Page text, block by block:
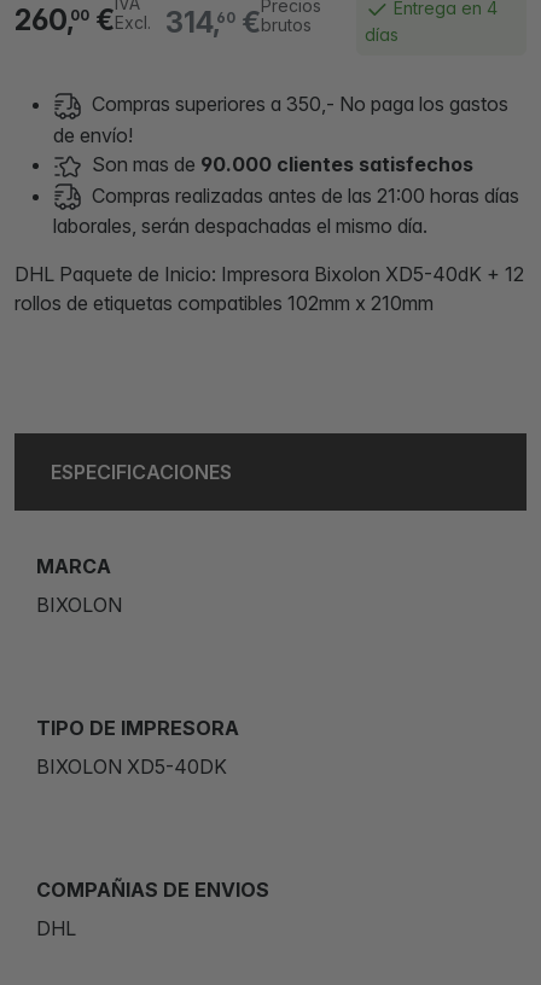
314,60 €Precios
brutos
260,00 €Excl.
Entrega en 4
días
Compras superiores a 350,- No paga los gastos
de envío!
Son mas de 90.000 clientes satisfechos
Compras realizadas antes de las 21:00 horas días
laborales, serán despachadas el mismo día.
DHL Paquete de Inicio: Impresora Bixolon XD5-40dK + 12
rollos de etiquetas compatibles 102mm x 210mm
ESPECIFICACIONES
MARCA
BIXOLON
TIPO DE IMPRESORA
BIXOLON XD5-40DK
COMPAÑIAS DE ENVIOS
DHL